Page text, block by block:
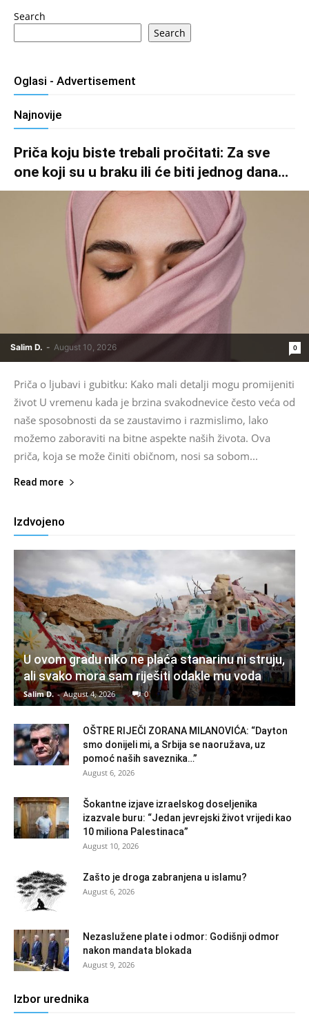
Search
Search
Oglasi - Advertisement
Najnovije
Priča koju biste trebali pročitati: Za sve
one koji su u braku ili će biti jednog dana…
Salim D. - August 10, 2026 0
Priča o ljubavi i gubitku: Kako mali detalji mogu promijeniti
život U vremenu kada je brzina svakodnevice često veća od
naše sposobnosti da se zaustavimo i razmislimo, lako
možemo zaboraviti na bitne aspekte naših života. Ova
priča, koja se može činiti običnom, nosi sa sobom...
Read more
Izdvojeno
U ovom gradu niko ne plaća stanarinu ni struju,
ali svako mora sam riješiti odakle mu voda
Salim D. - August 4, 2026 0
OŠTRE RIJEČI ZORANA MILANOVIĆA: “Dayton
smo donijeli mi, a Srbija se naoružava, uz
pomoć naših saveznika…”
August 6, 2026
Šokantne izjave izraelskog doseljenika
izazvale buru: “Jedan jevrejski život vrijedi kao
10 miliona Palestinaca”
August 10, 2026
Zašto je droga zabranjena u islamu?
August 6, 2026
Nezaslužene plate i odmor: Godišnji odmor
nakon mandata blokada
August 9, 2026
Izbor urednika